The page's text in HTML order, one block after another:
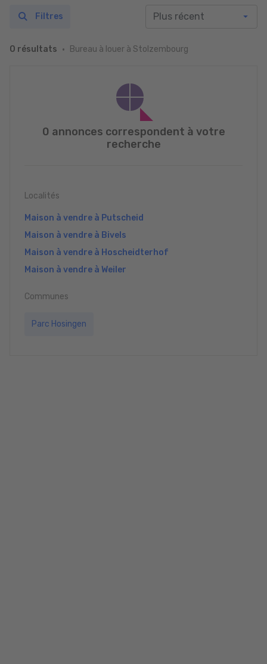
0 résultats Bureau à louer à Stolzembourg
Filtres
0 annonces correspondent à votre
recherche
Localités
Maison à vendre à Putscheid
Maison à vendre à Bivels
Maison à vendre à Hoscheidterhof
Maison à vendre à Weiler
Communes
Parc Hosingen